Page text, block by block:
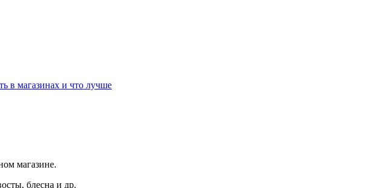
в магазинах и что лучше
магазине.
блесна и др.